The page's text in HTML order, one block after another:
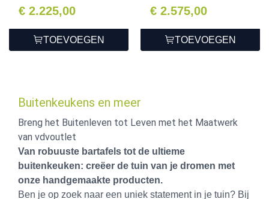
€ 2.225,00
TOEVOEGEN
€ 2.575,00
TOEVOEGEN
Buitenkeukens en meer
Breng het Buitenleven tot Leven met het Maatwerk
van vdvoutlet
Van robuuste bartafels tot de ultieme
buitenkeuken: creëer de tuin van je dromen met
onze handgemaakte producten.
Ben je op zoek naar een uniek statement in je tuin? Bij